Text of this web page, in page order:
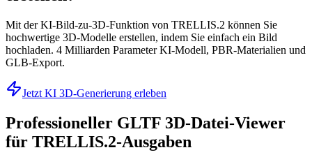
Mit der KI-Bild-zu-3D-Funktion von TRELLIS.2 können Sie
hochwertige 3D-Modelle erstellen, indem Sie einfach ein Bild
hochladen. 4 Milliarden Parameter KI-Modell, PBR-Materialien und
GLB-Export.
Jetzt KI 3D-Generierung erleben
Professioneller GLTF 3D-Datei-Viewer
für TRELLIS.2-Ausgaben